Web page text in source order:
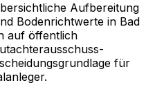
Aufbereitung
Bodenrichtwerte in Bad
auf öffentlich
für